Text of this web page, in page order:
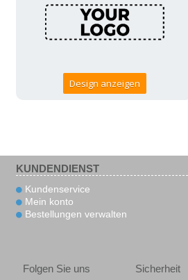
Design anzeigen
KUNDENDIENST
Kundenservice
Mein konto
Bestellungen verwalten
Folgen Sie uns Sicherheit